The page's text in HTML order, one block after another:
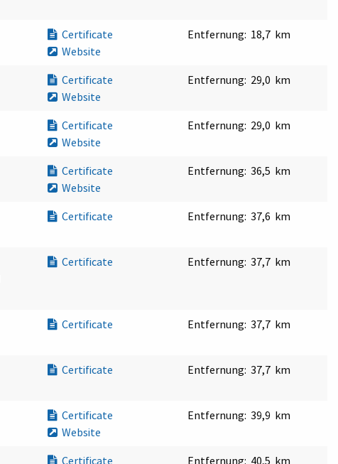
Certificate
Website
Entfernung: 18,7 km
Certificate
Website
Entfernung: 29,0 km
Certificate
Website
Entfernung: 29,0 km
Certificate
Website
Entfernung: 36,5 km
Certificate Entfernung: 37,6 km
Certificate Entfernung: 37,7 km
Certificate Entfernung: 37,7 km
Certificate Entfernung: 37,7 km
Certificate
Website
Entfernung: 39,9 km
Certificate Entfernung: 40,5 km